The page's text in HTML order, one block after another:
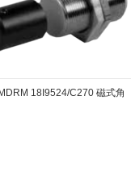
18I9524/C270 磁式角